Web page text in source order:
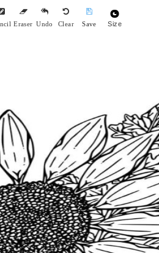
Eraser Undo Clear Save Size